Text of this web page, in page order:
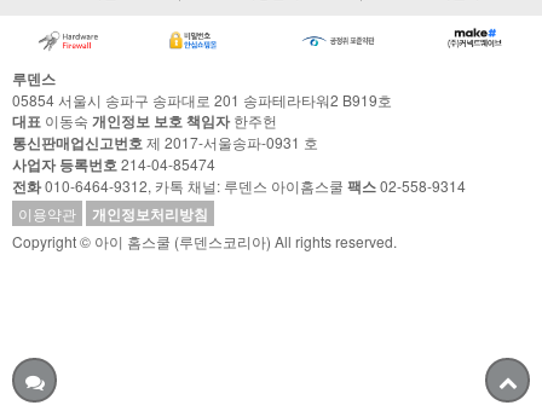
루덴스
05854 서울시 송파구 송파대로 201 송파테라타워2 B919호
대표 이동숙 개인정보 보호 책임자한주헌
통신판매업신고번호제 2017-서울송파-0931 호
사업자 등록번호214-04-85474
전화010-6464-9312, 카톡 채널: 루덴스 아이홈스쿨 팩스02-558-9314
이용약관
개인정보처리방침
Copyright © 아이 홈스쿨 (루덴스코리아) All rights reserved.